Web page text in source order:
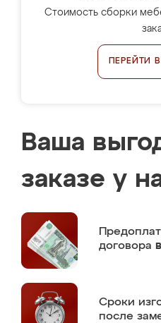
Стоимость сборки
ПЕРЕЙТИ
Ваша
заказе у
договора
Сроки
после